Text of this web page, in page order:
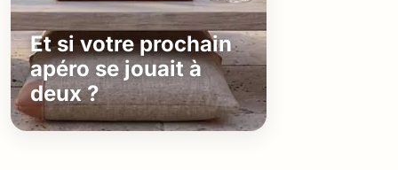
Et si votre prochain
apéro se jouait à
deux ?